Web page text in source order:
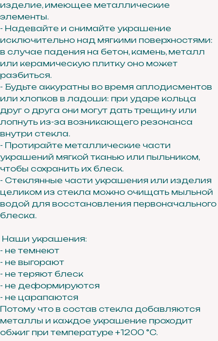
изделие, имеющее металлические
элементы.
- Надевайте и снимайте украшение
исключительно над мягкими поверхностями:
в случае падения на бетон, камень, металл
или керамическую плитку оно может
разбиться.
- Будьте аккуратны во время аплодисментов
или хлопков в ладоши: при ударе кольца
друг о друга они могут дать трещину или
лопнуть из-за возникающего резонанса
внутри стекла.
- Протирайте металлические части
украшений мягкой тканью или пыльником,
чтобы сохранить их блеск.
- Стеклянные части украшения или изделия
целиком из стекла можно очищать мыльной
водой для восстановления первоначального
блеска.
Наши украшения:
- не темнеют
- не выгорают
- не теряют блеск
- не деформируются
- не царапаются
Потому что в состав стекла добавляются
металлы и каждое украшение проходит
обжиг при температуре +1200 °C.